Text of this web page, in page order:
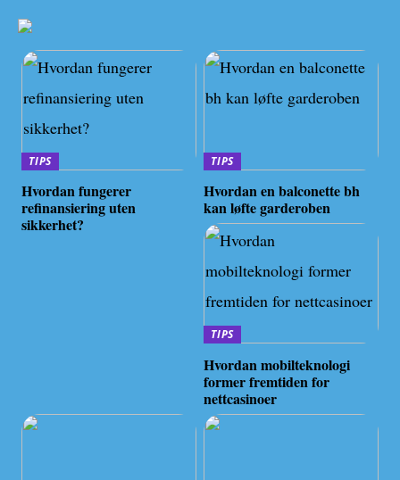
TIPS
Hvordan fungerer
refinansiering uten
sikkerhet?
TIPS
Hvordan en balconette bh
kan løfte garderoben
TIPS
Hvordan mobilteknologi
former fremtiden for
nettcasinoer